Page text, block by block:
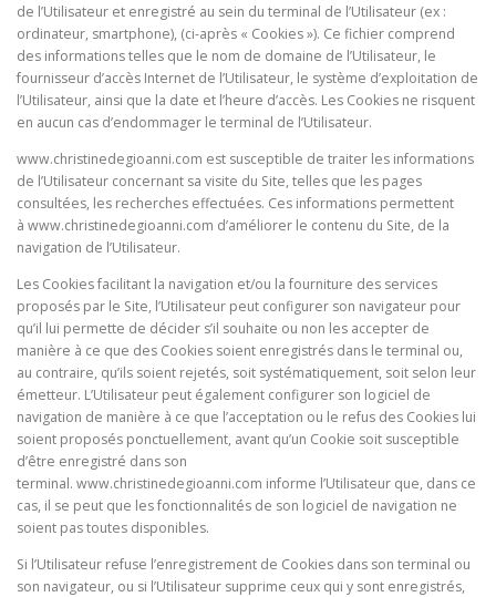
de l’Utilisateur et enregistré au sein du terminal de l’Utilisateur (ex :
ordinateur, smartphone), (ci-après « Cookies »). Ce fichier comprend
des informations telles que le nom de domaine de l’Utilisateur, le
fournisseur d’accès Internet de l’Utilisateur, le système d’exploitation de
l’Utilisateur, ainsi que la date et l’heure d’accès. Les Cookies ne risquent
en aucun cas d’endommager le terminal de l’Utilisateur.
www.christinedegioanni.com est susceptible de traiter les informations
de l’Utilisateur concernant sa visite du Site, telles que les pages
consultées, les recherches effectuées. Ces informations permettent
à www.christinedegioanni.com d’améliorer le contenu du Site, de la
navigation de l’Utilisateur.
Les Cookies facilitant la navigation et/ou la fourniture des services
proposés par le Site, l’Utilisateur peut configurer son navigateur pour
qu’il lui permette de décider s’il souhaite ou non les accepter de
manière à ce que des Cookies soient enregistrés dans le terminal ou,
au contraire, qu’ils soient rejetés, soit systématiquement, soit selon leur
émetteur. L’Utilisateur peut également configurer son logiciel de
navigation de manière à ce que l’acceptation ou le refus des Cookies lui
soient proposés ponctuellement, avant qu’un Cookie soit susceptible
d’être enregistré dans son
terminal. www.christinedegioanni.com informe l’Utilisateur que, dans ce
cas, il se peut que les fonctionnalités de son logiciel de navigation ne
soient pas toutes disponibles.
Si l’Utilisateur refuse l’enregistrement de Cookies dans son terminal ou
son navigateur, ou si l’Utilisateur supprime ceux qui y sont enregistrés,